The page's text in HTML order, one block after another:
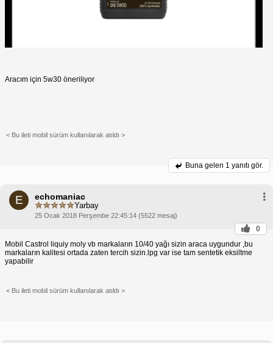
Aracım için 5w30 öneriliyor
< Bu ileti mobil sürüm kullanılarak atıldı >
Buna gelen 1 yanıtı gör.
E echomaniac
Yarbay
25 Ocak 2018 Perşembe 22:45:14 (5522 mesaj)
0
Mobil Castrol liquiy moly vb markaların 10/40 yağı sizin araca uygundur ,bu
markaların kalitesi ortada zaten tercih sizin.lpg var ise tam sentetik eksiltme
yapabilir
< Bu ileti mobil sürüm kullanılarak atıldı >